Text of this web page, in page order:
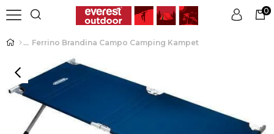
Üye Girişi Üye Ol
0
Ferrino Brandina Campo Camping Kampet